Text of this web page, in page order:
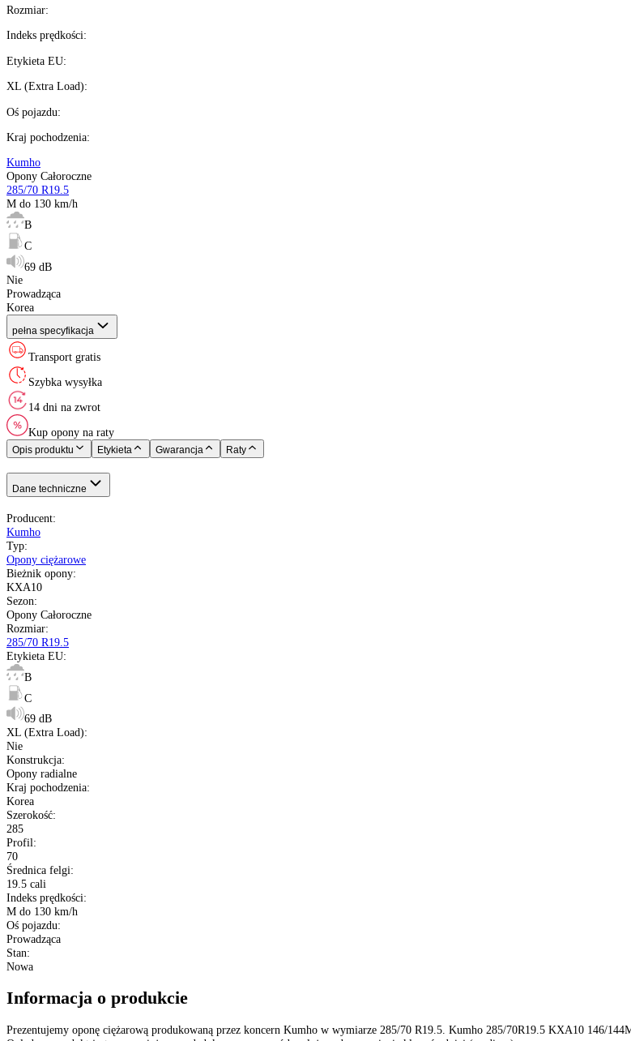
Wysyłka w
Ilość: dostępne
Kalkulator ratalny
Producent
Sezon:
Rozmiar
Indeks prędkości
Etykieta EU
XL (Extra Load)
Oś pojazdu:
Kraj pochodzenia:
Kumho
Opony Całoroczne
285/70 R19.5
M do 130 km/h
B
Nie
Prowadząca
Korea
pełna specyfikacja
Transport gratis
Szybka wysyłka
14 dni na zwrot
Opis produktu
Dane techniczne
Producent:
Kumho
Typ:
Opony ciężarowe
Bieżnik opony
KXA10
Sezon:
Opony Całoroczne
Rozmiar:
285/70 R19.5
Etykieta EU
B
69 dB
Nie